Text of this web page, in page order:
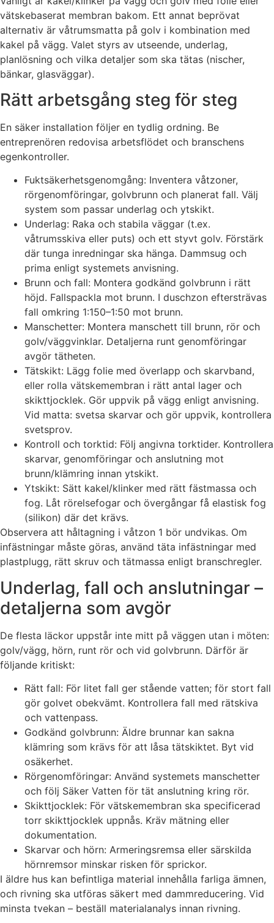
vätskebaserat membran bakom. Ett annat beprövat
alternativ är våtrumsmatta på golv i kombination med
kakel på vägg. Valet styrs av utseende, underlag,
planlösning och vilka detaljer som ska tätas (nischer,
bänkar, glasväggar).
Rätt arbetsgång steg för steg
En säker installation följer en tydlig ordning. Be
entreprenören redovisa arbetsflödet och branschens
egenkontroller.
Fuktsäkerhetsgenomgång: Inventera våtzoner,
rörgenomföringar, golvbrunn och planerat fall. Välj
system som passar underlag och ytskikt.
Underlag: Raka och stabila väggar (t.ex.
våtrumsskiva eller puts) och ett styvt golv. Förstärk
där tunga inredningar ska hänga. Dammsug och
prima enligt systemets anvisning.
Brunn och fall: Montera godkänd golvbrunn i rätt
höjd. Fallspackla mot brunn. I duschzon eftersträvas
fall omkring 1:150–1:50 mot brunn.
Manschetter: Montera manschett till brunn, rör och
golv/väggvinklar. Detaljerna runt genomföringar
avgör tätheten.
Tätskikt: Lägg folie med överlapp och skarvband,
eller rolla vätskemembran i rätt antal lager och
skikttjocklek. Gör uppvik på vägg enligt anvisning.
Vid matta: svetsa skarvar och gör uppvik, kontrollera
svetsprov.
Kontroll och torktid: Följ angivna torktider. Kontrollera
skarvar, genomföringar och anslutning mot
brunn/klämring innan ytskikt.
Ytskikt: Sätt kakel/klinker med rätt fästmassa och
fog. Låt rörelsefogar och övergångar få elastisk fog
(silikon) där det krävs.
Observera att håltagning i våtzon 1 bör undvikas. Om
infästningar måste göras, använd täta infästningar med
plastplugg, rätt skruv och tätmassa enligt branschregler.
Underlag, fall och anslutningar –
detaljerna som avgör
De flesta läckor uppstår inte mitt på väggen utan i möten:
golv/vägg, hörn, runt rör och vid golvbrunn. Därför är
följande kritiskt:
Rätt fall: För litet fall ger stående vatten; för stort fall
gör golvet obekvämt. Kontrollera fall med rätskiva
och vattenpass.
Godkänd golvbrunn: Äldre brunnar kan sakna
klämring som krävs för att låsa tätskiktet. Byt vid
osäkerhet.
Rörgenomföringar: Använd systemets manschetter
och följ Säker Vatten för tät anslutning kring rör.
Skikttjocklek: För vätskemembran ska specificerad
torr skikttjocklek uppnås. Kräv mätning eller
dokumentation.
Skarvar och hörn: Armeringsremsa eller särskilda
hörnremsor minskar risken för sprickor.
I äldre hus kan befintliga material innehålla farliga ämnen,
och rivning ska utföras säkert med dammreducering. Vid
minsta tvekan – beställ materialanalys innan rivning.